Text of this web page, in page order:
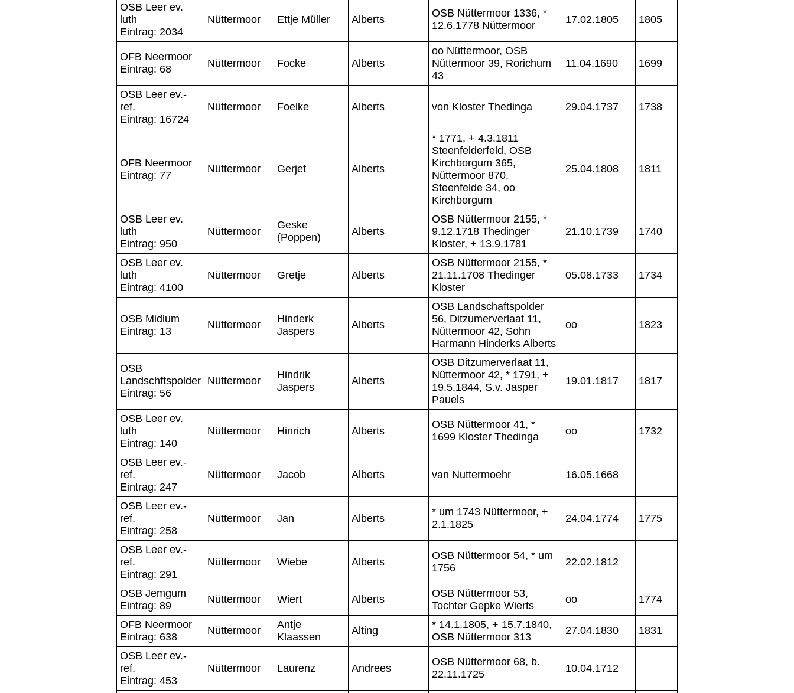
OSB Leer ev.
luth
Eintrag: 2034
Nüttermoor Ettje Müller Alberts
OSB Nüttermoor 1336, *
12.6.1778 Nüttermoor
17.02.1805 1805
OFB Neermoor
Eintrag: 68
Nüttermoor Focke Alberts
oo Nüttermoor, OSB
Nüttermoor 39, Rorichum
43
11.04.1690 1699
OSB Leer ev.-
ref.
Eintrag: 16724
Nüttermoor Foelke Alberts von Kloster Thedinga 29.04.1737 1738
OFB Neermoor
Eintrag: 77
Nüttermoor Gerjet Alberts
* 1771, + 4.3.1811
Steenfelderfeld, OSB
Kirchborgum 365,
Nüttermoor 870,
Steenfelde 34, oo
Kirchborgum
25.04.1808 1811
OSB Leer ev.
luth
Eintrag: 950
Nüttermoor
Geske
(Poppen)
Alberts
OSB Nüttermoor 2155, *
9.12.1718 Thedinger
Kloster, + 13.9.1781
21.10.1739 1740
OSB Leer ev.
luth
Eintrag: 4100
Nüttermoor Gretje Alberts
OSB Nüttermoor 2155, *
21.11.1708 Thedinger
Kloster
05.08.1733 1734
OSB Midlum
Eintrag: 13
Nüttermoor
Hinderk
Jaspers
Alberts
OSB Landschaftspolder
56, Ditzumerverlaat 11,
Nüttermoor 42, Sohn
Harmann Hinderks Alberts
oo 1823
OSB
Landschftspolder
Eintrag: 56
Nüttermoor
Hindrik
Jaspers
Alberts
OSB Ditzumerverlaat 11,
Nüttermoor 42, * 1791, +
19.5.1844, S.v. Jasper
Pauels
19.01.1817 1817
OSB Leer ev.
luth
Eintrag: 140
Nüttermoor Hinrich Alberts
OSB Nüttermoor 41, *
1699 Kloster Thedinga
oo 1732
OSB Leer ev.-
ref.
Eintrag: 247
Nüttermoor Jacob Alberts van Nuttermoehr 16.05.1668
OSB Leer ev.-
ref.
Eintrag: 258
Nüttermoor Jan Alberts
* um 1743 Nüttermoor, +
2.1.1825
24.04.1774 1775
OSB Leer ev.-
ref.
Eintrag: 291
Nüttermoor Wiebe Alberts
OSB Nüttermoor 54, * um
1756
22.02.1812
OSB Jemgum
Eintrag: 89
Nüttermoor Wiert Alberts
OSB Nüttermoor 53,
Tochter Gepke Wierts
oo 1774
OFB Neermoor
Eintrag: 638
Nüttermoor
Antje
Klaassen
Alting
* 14.1.1805, + 15.7.1840,
OSB Nüttermoor 313
27.04.1830 1831
OSB Leer ev.-
ref.
Eintrag: 453
Nüttermoor Laurenz Andrees
OSB Nüttermoor 68, b.
22.11.1725
10.04.1712